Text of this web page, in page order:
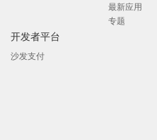
最新应用
专题
开发者平台
沙发支付